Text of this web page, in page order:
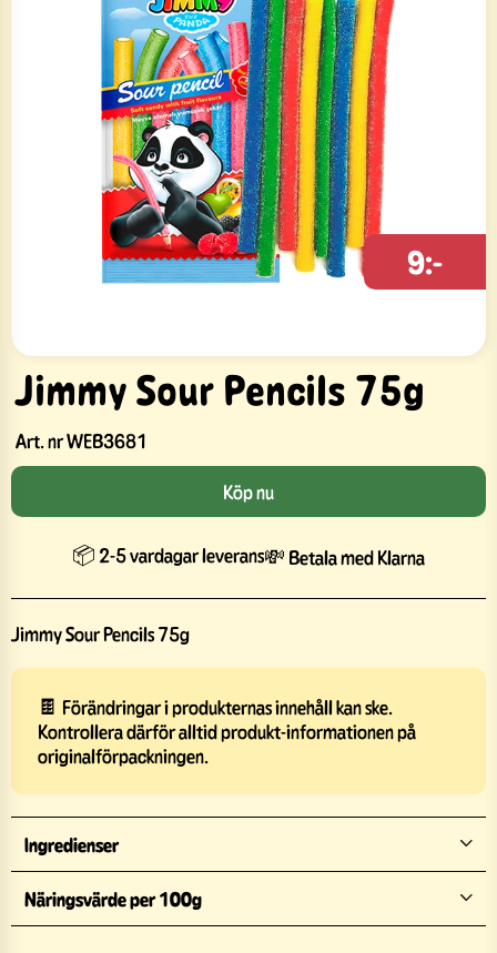
Jimmy Sour Pencils 75g
Art. nrWEB3681
9:-
Köp nu
📦 2-5 vardagar leverans💸 Betala med Klarna
Jimmy Sour Pencils 75g
🍫 Förändringar i produkternas innehåll kan ske.
Kontrollera därför alltid produkt-informationen på
originalförpackningen.
Ingredienser
Näringsvärde per 100g